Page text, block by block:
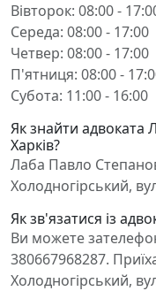
Вівторок: 08:00 -
Середа: 08:00 - 17:00
Четвер: 08:00 - 17:00
П'ятниця: 08:00 -
Субота: 11:00 - 16:00
Як знайти адвоката
Харків?
Лаба Павло
Холодногірський,
Як зв'язатися із
Ви можете
380667968287.
Холодногірський,